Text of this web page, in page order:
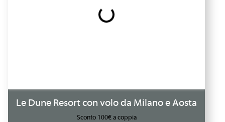
Le Dune Resort con volo da Milano e Aosta
Sconto 100€ a coppia